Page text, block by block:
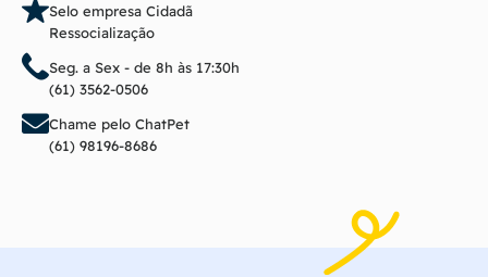
Selo empresa Cidadã
Ressocialização
Seg. a Sex - de 8h às 17:30h
(61) 3562-0506
Chame pelo ChatPet
(61) 98196-8686